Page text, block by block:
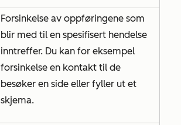
Forsinkelse av oppføringene som
blir med til en spesifisert hendelse
inntreffer. Du kan for eksempel
forsinkelse en kontakt til de
besøker en side eller fyller ut et
skjema.